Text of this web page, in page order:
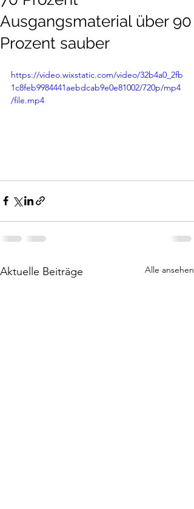
Ausgangsmaterial über 90
Prozent sauber
https://video.wixstatic.com/video/32b4a0_2fb
1c8feb9984441aebdcab9e0e81002/720p/mp4
/file.mp4
Aktuelle Beiträge Alle ansehen